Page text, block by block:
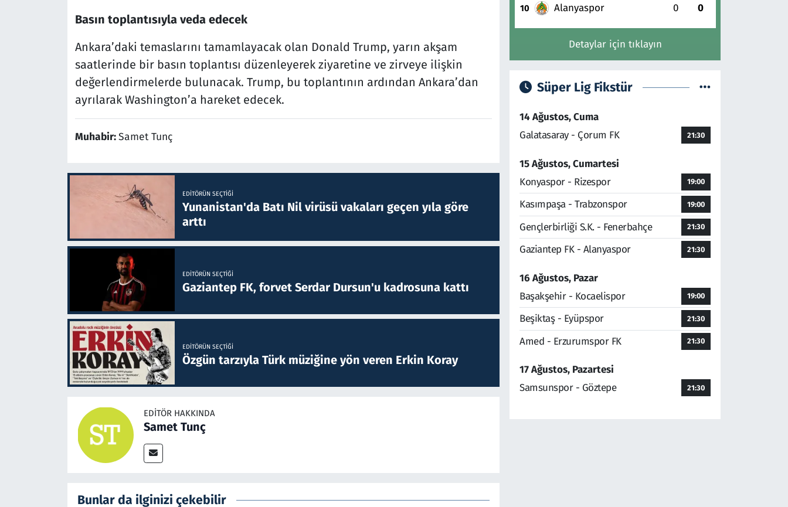
Basın toplantısıyla veda edecek
Ankara’daki temaslarını tamamlayacak olan Donald Trump, yarın akşam
saatlerinde bir basın toplantısı düzenleyerek ziyaretine ve zirveye ilişkin
değerlendirmelerde bulunacak. Trump, bu toplantının ardından Ankara’dan
ayrılarak Washington’a hareket edecek.
Muhabir:Samet Tunç
EDITÖRÜN SEÇTIĞI
Yunanistan'da Batı Nil virüsü vakaları geçen yıla göre
arttı
EDITÖRÜN SEÇTIĞI
Gaziantep FK, forvet Serdar Dursun'u kadrosuna kattı
EDITÖRÜN SEÇTIĞI
Özgün tarzıyla Türk müziğine yön veren Erkin Koray
EDITÖR HAKKINDA
Samet Tunç
Bunlar da ilginizi çekebilir
10 Alanyaspor 0 0
Detaylar için tıklayın
Süper Lig Fikstür
14 Ağustos, Cuma
Galatasaray - Çorum FK
21:30
15 Ağustos, Cumartesi
Konyaspor - Rizespor
19:00
Kasımpaşa - Trabzonspor 19:00
Gençlerbirliği S.K. - Fenerbahçe 21:30
Gaziantep FK - Alanyaspor 21:30
16 Ağustos, Pazar
Başakşehir - Kocaelispor
19:00
Beşiktaş - Eyüpspor 21:30
Amed - Erzurumspor FK 21:30
17 Ağustos, Pazartesi
Samsunspor - Göztepe
21:30